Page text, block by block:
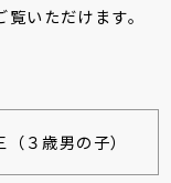
いただけます。
（３歳男の子）